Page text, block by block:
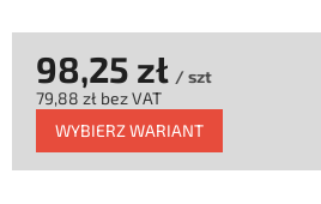
98,25 zł / szt
79,88 zł bez VAT
Cena
jednostkowa:
WYBIERZ WARIANT